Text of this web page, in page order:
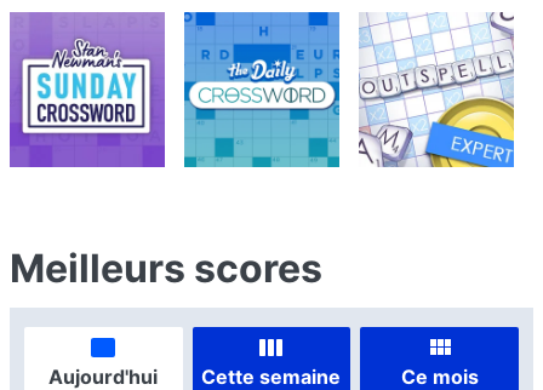
Meilleurs scores
Aujourd'hui Cette semaine Ce mois